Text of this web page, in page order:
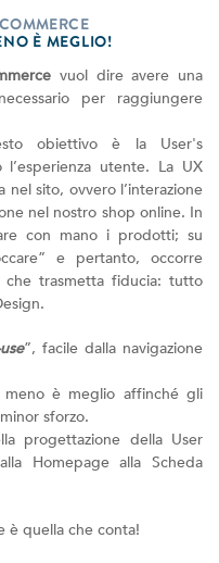
È MEGLIO!
vuol dire avere una
per raggiungere
obiettivo è la User's
utente. La UX
sito, ovvero l’interazione
nel nostro shop online. In
con mano i prodotti; su
e pertanto, occorre
che trasmetta fiducia: tutto
”, facile dalla navigazione
meno è meglio affinché gli
sforzo.
progettazione della User
Homepage alla Scheda
è quella che conta!